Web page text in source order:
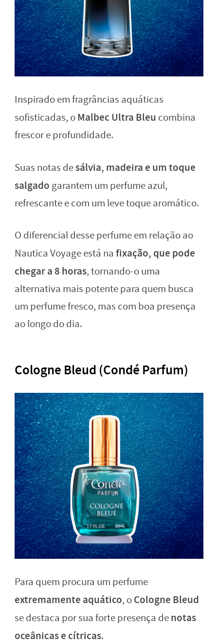
Inspirado em fragrâncias aquáticas
sofisticadas, oMalbec Ultra Bleu combina
frescor e profundidade.
Suas notas desálvia, madeira e um toque
salgado garantem um perfume azul,
refrescante e com um leve toque aromático.
O diferencial desse perfume em relação ao
Nautica Voyage está na fixação, que pode
chegar a 8 horas, tornando-o uma
alternativa mais potente para quem busca
um perfume fresco, mas com boa presença
ao longo do dia.
Cologne Bleud (Condé Parfum)
Para quem procura um perfume
extremamente aquático, oCologne Bleud
se destaca por sua forte presença denotas
oceânicas e cítricas.